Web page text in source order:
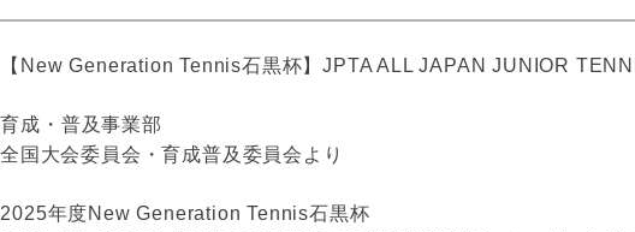
【New Generation Tennis石黒杯】JPTA ALL JAPAN JUNIOR
育成・普及事業部
全国大会委員会・育成普及委員会より
2025年度New Generation Tennis石黒杯